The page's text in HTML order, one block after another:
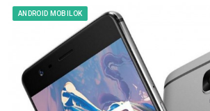
ANDROID MOBILOK